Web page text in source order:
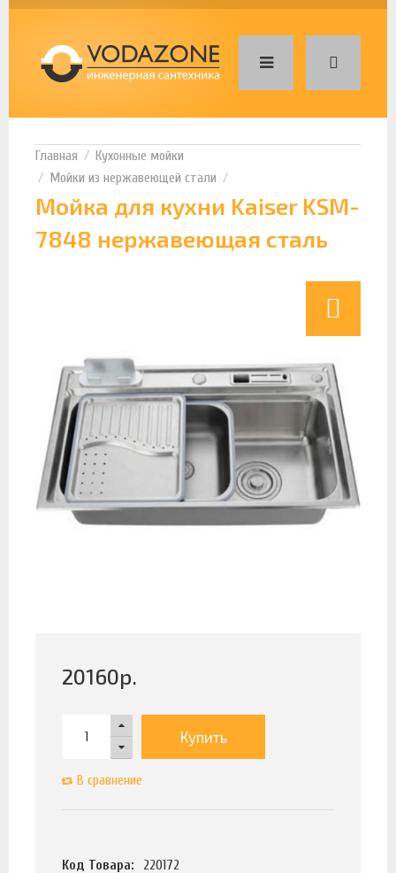
Кухонные мойки
Мойки из нержавеющей стали
Мойка для кухни Kaiser KSM-
7848 нержавеющая сталь
20160р.
Купить
В сравнение
Код Товара:
220172